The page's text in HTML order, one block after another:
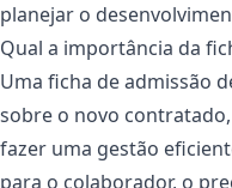
planejar o
Qual a importância da
Uma ficha de admissão
sobre o novo
fazer uma gestão
para o colaborador, o